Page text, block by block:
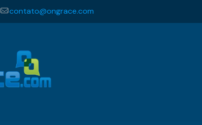
contato@ongrace.com